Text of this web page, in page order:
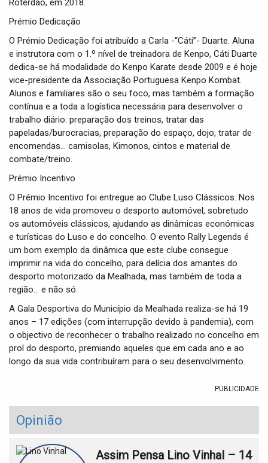
Roterdão, em 2018.
Prémio Dedicação
O Prémio Dedicação foi atribuído a Carla -“Cáti”- Duarte. Aluna
e instrutora com o 1.º nível de treinadora de Kenpo, Cáti Duarte
dedica-se há modalidade do Kenpo Karate desde 2009 e é hoje
vice-presidente da Associação Portuguesa Kenpo Kombat.
Alunos e familiares são o seu foco, mas também a formação
contínua e a toda a logística necessária para desenvolver o
trabalho diário: preparação dos treinos, tratar das
papeladas/burocracias, preparação do espaço, dojo, tratar de
encomendas… camisolas, Kimonos, cintos e material de
combate/treino.
Prémio Incentivo
O Prémio Incentivo foi entregue ao Clube Luso Clássicos. Nos
18 anos de vida promoveu o desporto automóvel, sobretudo
os automóveis clássicos, ajudando as dinâmicas económicas
e turísticas do Luso e do concelho. O evento Rally Legends é
um bom exemplo da dinâmica que este clube consegue
imprimir na vida do concelho, para delícia dos amantes do
desporto motorizado da Mealhada, mas também de toda a
região… e não só.
A Gala Desportiva do Município da Mealhada realiza-se há 19
anos – 17 edições (com interrupção devido à pandemia), com
o objectivo de reconhecer o trabalho realizado no concelho em
prol do desporto, premiando aqueles que em cada ano e ao
longo da sua vida contribuíram para o seu desenvolvimento.
PUBLICIDADE
Opinião
Assim Pensa Lino Vinhal – 14